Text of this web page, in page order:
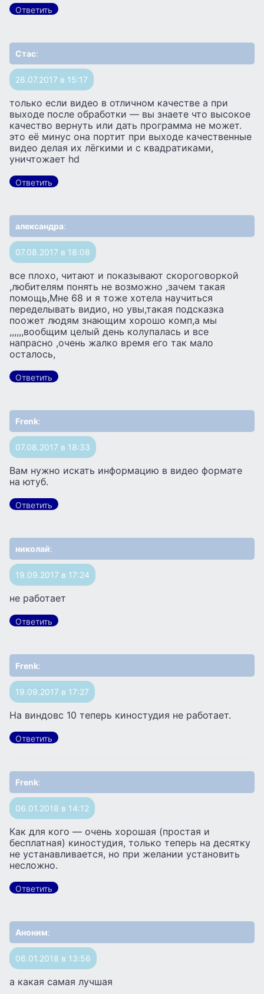
Ответить
Стас:
28.07.2017 в 15:17
только если видео в отличном качестве а при
выходе после обработки — вы знаете что высокое
качество вернуть или дать программа не может.
это её минус она портит при выходе качественные
видео делая их лёгкими и с квадратиками,
уничтожает hd
Ответить
александра:
07.08.2017 в 18:08
все плохо, читают и показывают скороговоркой
,любителям понять не возможно ,зачем такая
помощь,Мне 68 и я тоже хотела научиться
переделывать видио, но увы,такая подсказка
поожет людям знающим хорошо комп,а мы
,,,,,,вообщим целый день колупалась и все
напрасно ,очень жалко время его так мало
осталось,
Ответить
Frenk:
07.08.2017 в 18:33
Вам нужно искать информацию в видео формате
на ютуб.
Ответить
николай:
19.09.2017 в 17:24
не работает
Ответить
Frenk:
19.09.2017 в 17:27
На виндовс 10 теперь киностудия не работает.
Ответить
Frenk:
06.01.2018 в 14:12
Как для кого — очень хорошая (простая и
бесплатная) киностудия, только теперь на десятку
не устанавливается, но при желании установить
несложно.
Ответить
Аноним:
06.01.2018 в 13:56
а какая самая лучшая